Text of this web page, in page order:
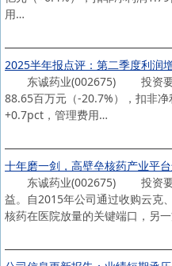
用…
2025半年报点评：第二季度利润
东诚药业(002675) 投资要点
88.65百万元（-20.7%），扣非
+0.7pct，管理费用…
十年磨一剑，高壁垒核药产业平
东诚药业(002675) 投资要点
益。自2015年公司通过收购云克
核药在医院放量的关键端口，另